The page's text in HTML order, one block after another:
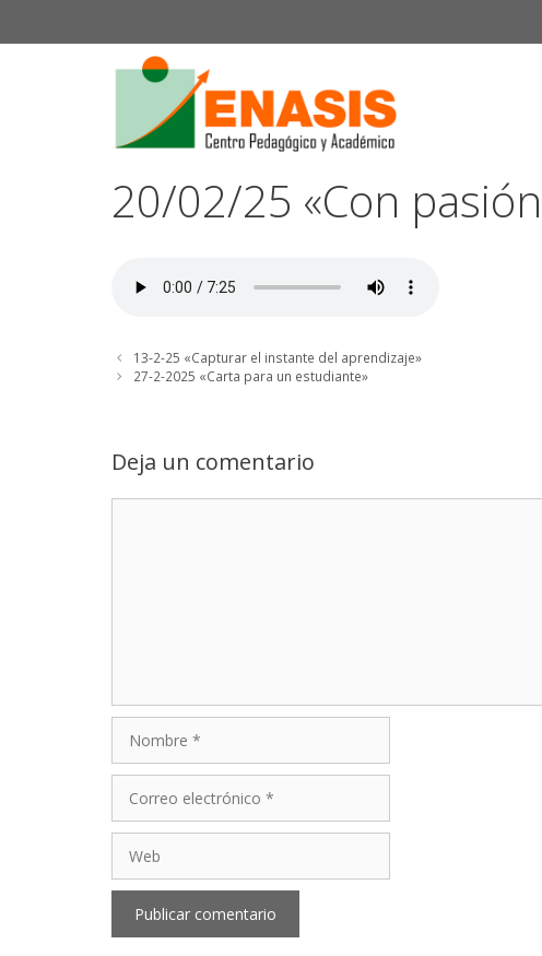
20/02/25 «Con
13-2-25 «Capturar el instante del aprendizaje»
27-2-2025 «Carta para un estudiante»
Deja un comentario
electrónico